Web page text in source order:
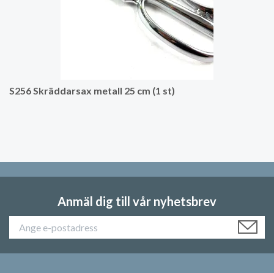
S256 Skräddarsax metall 25 cm (1 st)
Anmäl dig till vår nyhetsbrev